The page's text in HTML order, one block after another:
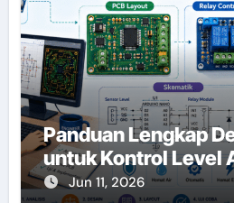
Panduan Lengkap
untuk Kontrol Level
Jun 11, 2026